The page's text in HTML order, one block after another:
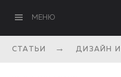
МЕНЮ
СТАТЬИ ДИЗАЙН